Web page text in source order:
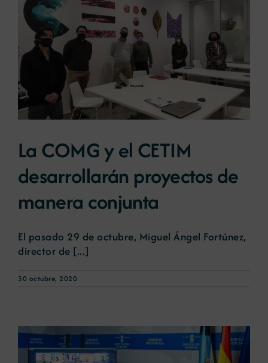
La COMG y el CETIM
desarrollarán proyectos de
manera conjunta
El pasado 29 de octubre, Miguel Ángel Fortúnez,
director de [...]
30 octubre, 2020